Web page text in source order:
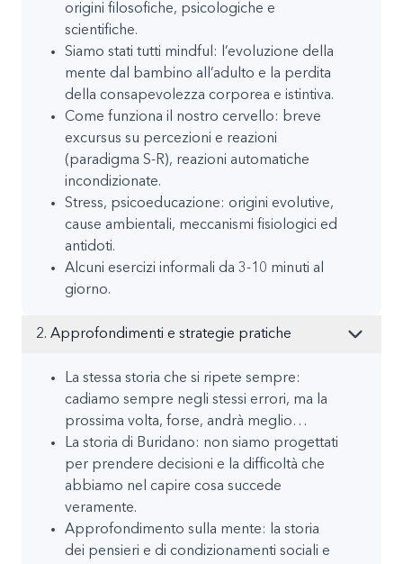
origini filosofiche, psicologiche e
scientifiche.
Siamo stati tutti mindful: l’evoluzione della
mente dal bambino all’adulto e la perdita
della consapevolezza corporea e istintiva.
Come funziona il nostro cervello: breve
excursus su percezioni e reazioni
(paradigma S-R), reazioni automatiche
incondizionate.
Stress, psicoeducazione: origini evolutive,
cause ambientali, meccanismi fisiologici ed
antidoti.
Alcuni esercizi informali da 3-10 minuti al
giorno.
2. Approfondimenti e strategie pratiche
La stessa storia che si ripete sempre:
cadiamo sempre negli stessi errori, ma la
prossima volta, forse, andrà meglio…
La storia di Buridano: non siamo progettati
per prendere decisioni e la difficoltà che
abbiamo nel capire cosa succede
veramente.
Approfondimento sulla mente: la storia
dei pensieri e di condizionamenti sociali e